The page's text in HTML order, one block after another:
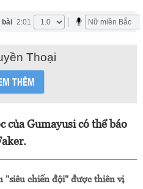
bài 2:01
Thoại
THÊM
của Gumayusi có thể báo
"siêu chiến đội" được thiên vị